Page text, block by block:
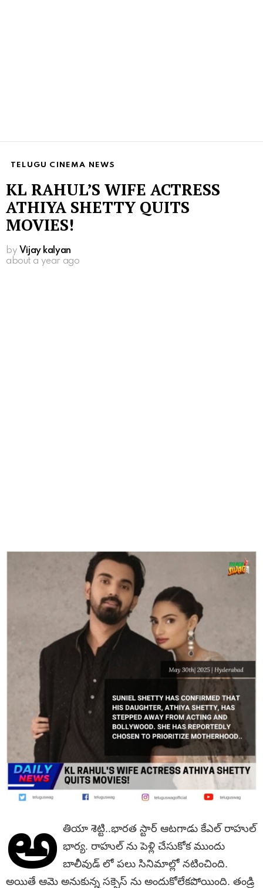
TELUGU CINEMA NEWS
KL RAHUL’S WIFE ACTRESS
ATHIYA SHETTY QUITS
MOVIES!
by Vijay kalyan
about a year ago
అ తియా శెట్టి..భారత స్టార్ ఆటగాడు కేఎల్ రాహుల్
భార్య. రాహుల్ ను పెళ్లి చేసుకోక ముందు
బాలీవుడ్ లో పలు సినిమాల్లో నటించింది.
అయితే ఆమె అనుకున్న సక్సెస్ ను అందుకోలేకపోయింది. తండ్రి